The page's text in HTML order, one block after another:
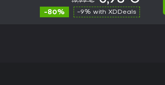
-80% -9% with XDDeals